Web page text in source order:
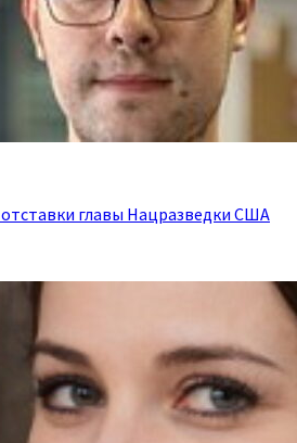
главы Нацразведки США